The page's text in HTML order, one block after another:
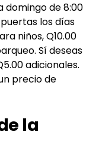
domingo de 8:00
los días
niños, Q10.00
Sí deseas
adicionales.
precio de
la